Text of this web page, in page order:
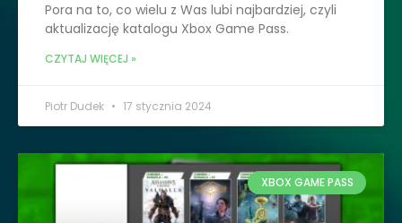
Pora na to, co wielu z Was lubi najbardziej, czyli
aktualizację katalogu Xbox Game Pass.
CZYTAJ WIĘCEJ »
Piotr Dudek 17 stycznia 2024
XBOX GAME PASS